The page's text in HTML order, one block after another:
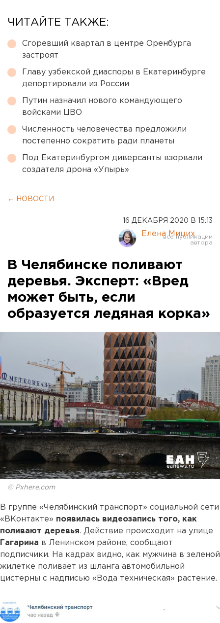
ЧИТАЙТЕ ТАКЖЕ:
Сгоревший квартал в центре Оренбурга
застроят
Главу узбекской диаспоры в Екатеринбурге
депортировали из России
Путин назначил нового командующего
войсками ЦВО
Численность человечества предложили
постепенно сократить ради планеты
Под Екатеринбургом диверсанты взорвали
создателя дрона «Упырь»
← НОВОСТИ
16 ДЕКАБРЯ 2020 В 15:13
Елена Мицих
В Челябинске поливают
деревья. Эксперт: «Вред
может быть, если
образуется ледяная корка»
© Pxhere.com
В группе «Челябинский транспорт» социальной сети
«ВКонтакте» появилась видеозапись того, как
поливают деревья. Действие происходит на улице
Гагарина в Ленинском районе, сообщают
подписчики. На кадрах видно, как мужчина в зеленой
жилетке поливает из шланга автомобильной
цистерны с надписью «Вода техническая» растение.